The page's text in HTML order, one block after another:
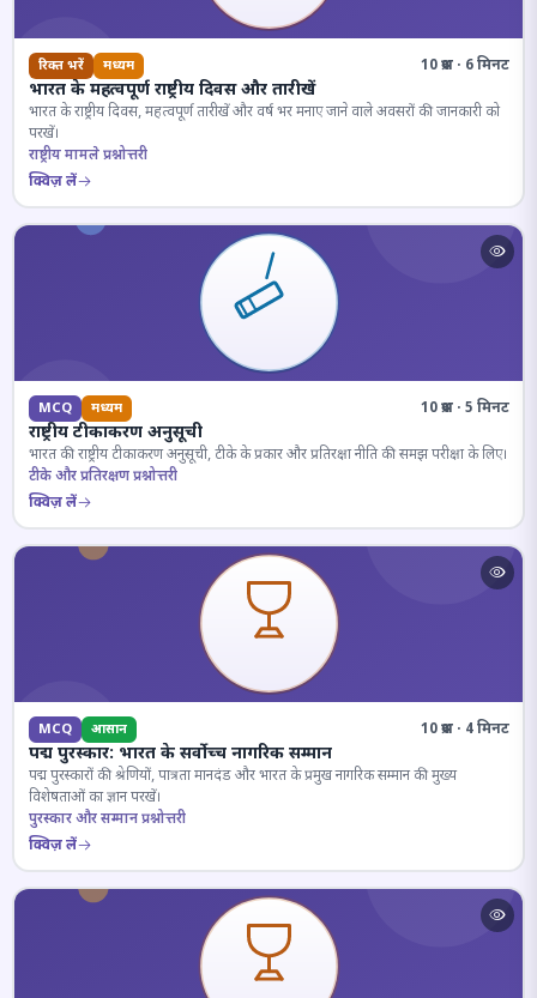
रिक्त भरें मध्यम 10 प्रश्न · 6 मिनट
भारत के महत्वपूर्ण राष्ट्रीय दिवस और तारीखें
भारत के राष्ट्रीय दिवस, महत्वपूर्ण तारीखें और वर्ष भर मनाए जाने वाले अवसरों की जानकारी को
परखें।
राष्ट्रीय मामले प्रश्नोत्तरी
क्विज़ लें
MCQ मध्यम 10 प्रश्न · 5 मिनट
राष्ट्रीय टीकाकरण अनुसूची
भारत की राष्ट्रीय टीकाकरण अनुसूची, टीके के प्रकार और प्रतिरक्षा नीति की समझ परीक्षा के लिए।
टीके और प्रतिरक्षण प्रश्नोत्तरी
क्विज़ लें
MCQ आसान 10 प्रश्न · 4 मिनट
पद्म पुरस्कार: भारत के सर्वोच्च नागरिक सम्मान
पद्म पुरस्कारों की श्रेणियों, पात्रता मानदंड और भारत के प्रमुख नागरिक सम्मान की मुख्य
विशेषताओं का ज्ञान परखें।
पुरस्कार और सम्मान प्रश्नोत्तरी
क्विज़ लें